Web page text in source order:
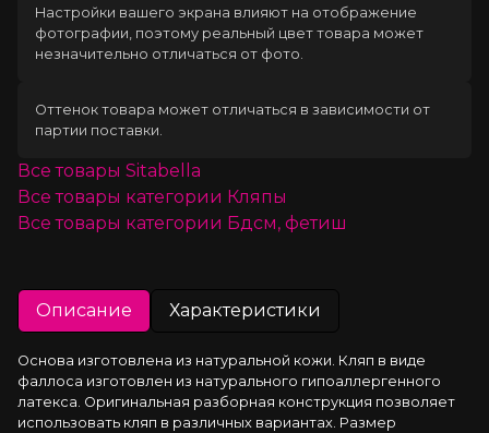
Настройки вашего экрана влияют на отображение
фотографии, поэтому реальный цвет товара может
незначительно отличаться от фото.
Оттенок товара может отличаться в зависимости от
партии поставки.
Все товары Sitabella
Все товары категории Кляпы
Все товары категории Бдсм, фетиш
Описание Характеристики
Основа изготовлена из натуральной кожи. Кляп в виде
фаллоса изготовлен из натурального гипоаллергенного
латекса. Оригинальная разборная конструкция позволяет
использовать кляп в различных вариантах. Размер